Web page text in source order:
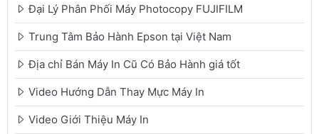
Đại Lý Phân Phối Máy Photocopy FUJIFILM
Trung Tâm Bảo Hành Epson tại Việt Nam
Địa chỉ Bán Máy In Cũ Có Bảo Hành giá tốt
Video Hướng Dẫn Thay Mực Máy In
Video Giới Thiệu Máy In